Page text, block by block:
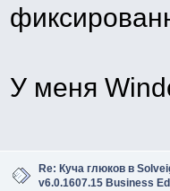
У меня
Re: Куча глюков в
v6.0.1607.15 Business